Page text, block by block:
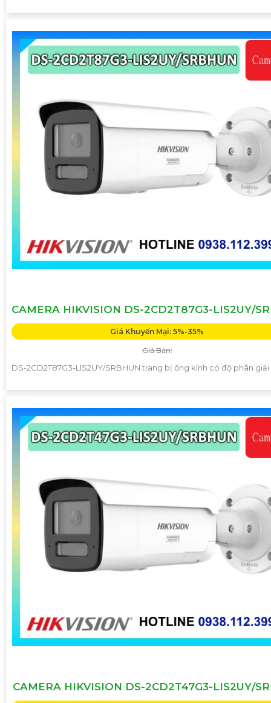
CAMERA HIKVISION DS-2CD2T87G3-LIS2UY/
Giá Khuyến Mại: 5%-35%
Giá Bán:
DS-2CD2T87G3-LIS2UY/SRBHUN trang bị ống kính có độ phân giải
CAMERA HIKVISION DS-2CD2T47G3-LIS2UY/